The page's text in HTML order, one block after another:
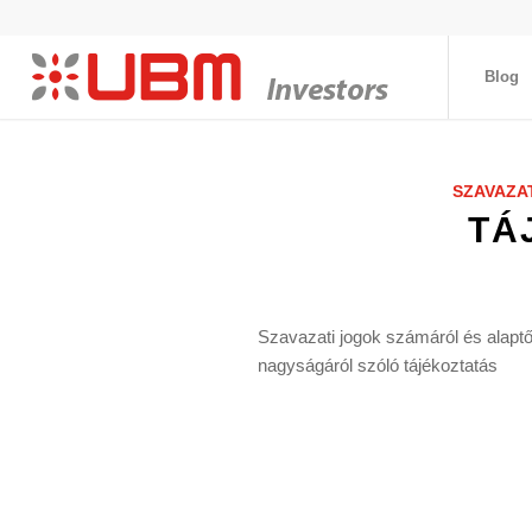
Blog
Szavazati jogok számáról és
nagyságáról szóló tájékoztatás